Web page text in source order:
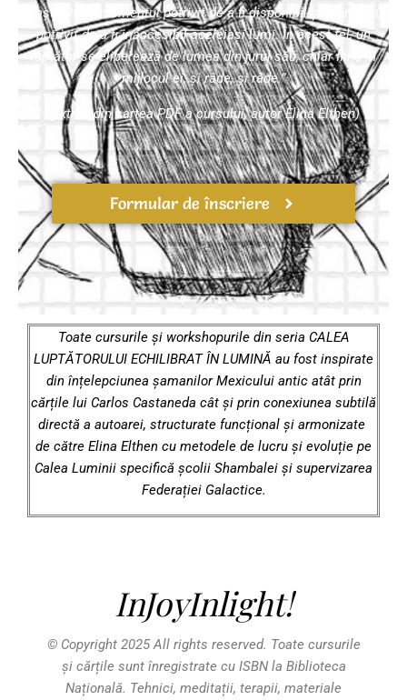
și așteptând momentul potrivit de a fi disponibil și momentul
potrivit de a fi inaccesibil aceleiași lumi. În acest fel, un
luptător se eliberează de lumea din jurul său, chiar fiind în
mijlocul ei, și râde, și râde.”
(extras din cartea PDF a cursului, autor Elina Elthen)
Formular de înscriere
Toate cursurile și workshopurile din seria CALEA
LUPTĂTORULUI ECHILIBRAT ÎN LUMINĂ au fost inspirate
din înțelepciunea șamanilor Mexicului antic atât prin
cărțile lui Carlos Castaneda cât și prin conexiunea subtilă
directă a autoarei, structurate funcțional și armonizate
de către Elina Elthen cu metodele de lucru și evoluție pe
Calea Luminii specifică școlii Shambalei și supervizarea
Federației Galactice.
InJoyInlight!
© Copyright 2025 All rights reserved. Toate cursurile
și cărțile sunt înregistrate cu ISBN la Biblioteca
Națională. Tehnici, meditații, terapii, materiale